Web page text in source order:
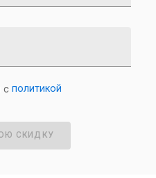
с политикой
СКИДКУ